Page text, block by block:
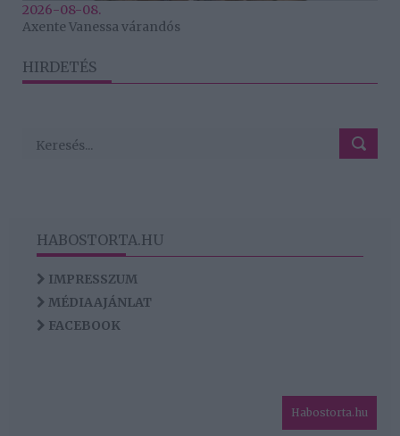
2026-08-08.
Axente Vanessa várandós
HIRDETÉS
HABOSTORTA.HU
IMPRESSZUM
MÉDIAAJÁNLAT
FACEBOOK
Habostorta.hu